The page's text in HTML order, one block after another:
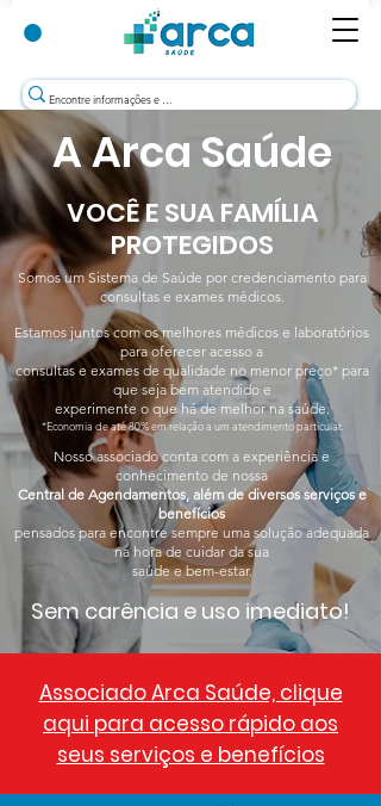
A Arca Saúde
VOCÊ E SUA FAMÍLIA
PROTEGIDOS
Somos um Sistema de Saúde por credenciamento para
consultas e exames médicos.
Estamos juntos com os melhores médicos e laboratórios
para oferecer acesso a
consultas e exames de qualidade no menor preço* para
que seja bem atendido e
experimente o que háde melhor na saúde.
*Economia de até 80% em relação a um atendimento particular.
Nosso associado conta com a experiência e
conhecimento de nossa
Central de Agendamentos, além de diversos serviços e
benefícios
pensados para encontre sempre uma solução adequada
na hora de cuidar da sua
saúde e bem-estar.
Sem carência e uso imediato!
Associado Arca Saúde, clique
aqui para acesso rápido aos
seus serviços e benefícios